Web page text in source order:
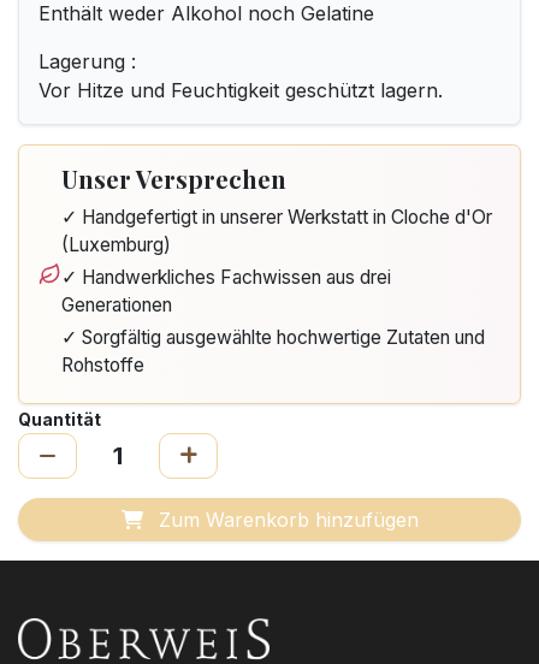
Enthält weder Alkohol noch Gelatine
Lagerung :
Vor Hitze und Feuchtigkeit geschützt lagern.
Unser Versprechen
✓ Handgefertigt in unserer Werkstatt in Cloche d'Or
(Luxemburg)
✓ Handwerkliches Fachwissen aus drei
Generationen
✓ Sorgfältig ausgewählte hochwertige Zutaten und
Rohstoffe
Quantität
Zum Warenkorb hinzufügen